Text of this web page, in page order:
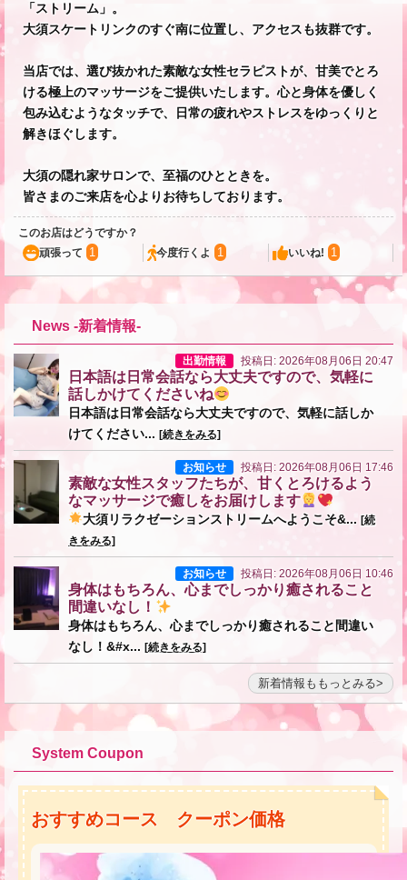
「ストリーム」。
大須スケートリンクのすぐ南に位置し、アクセスも抜群です。
当店では、選び抜かれた素敵な女性セラピストが、甘美でとろ
ける極上のマッサージをご提供いたします。心と身体を優しく
包み込むようなタッチで、日常の疲れやストレスをゆっくりと
解きほぐします。
大須の隠れ家サロンで、至福のひとときを。
皆さまのご来店を心よりお待ちしております。
このお店はどうですか？
頑張って
1 今度行くよ 1 いいね! 1
News -新着情報-
出勤情報 投稿日: 2026年08月06日 20:47
日本語は日常会話なら大丈夫ですので、気軽に
話しかけてくださいね
日本語は日常会話なら大丈夫ですので、気軽に話しか
けてください... [続きをみる]
お知らせ 投稿日: 2026年08月06日 17:46
素敵な女性スタッフたちが、甘くとろけるよう
なマッサージで癒しをお届けします
大須リラクゼーションストリームへようこそ&... [続
きをみる]
お知らせ 投稿日: 2026年08月06日 10:46
身体はもちろん、心までしっかり癒されること
間違いなし！
身体はもちろん、心までしっかり癒されること間違い
なし！&#x... [続きをみる]
新着情報ももっとみる
System Coupon
おすすめコース クーポン価格